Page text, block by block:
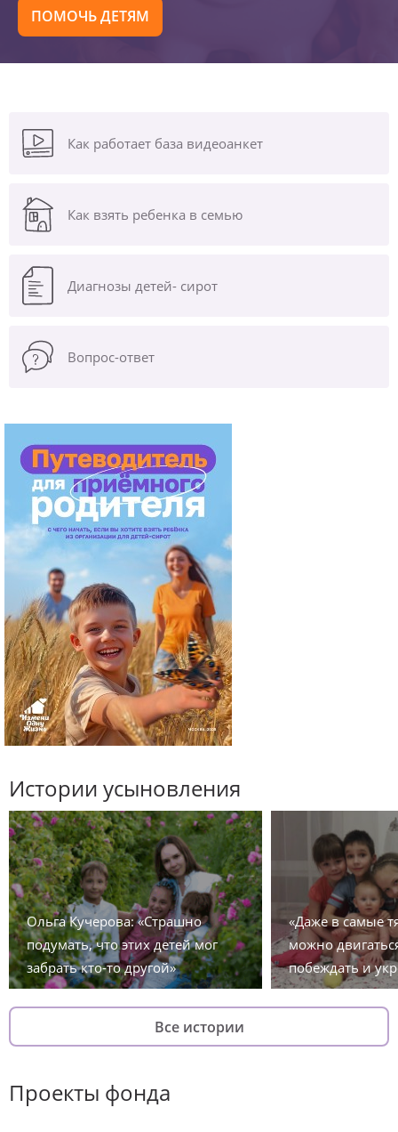
ПОМОЧЬ ДЕТЯМ
Как работает база видеоанкет
Как взять ребенка в семью
Диагнозы детей- сирот
Вопрос-ответ
Истории усыновления
Ольга Кучерова: «Страшно
подумать, что этих детей мог
забрать кто-то другой»
«Даже в самые
можно
побеждать и
Все истории
Проекты фонда